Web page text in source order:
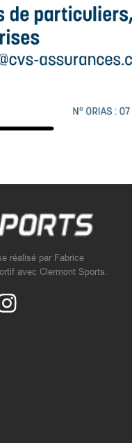
réalisé par Fabrice
avec Clermont Sports.